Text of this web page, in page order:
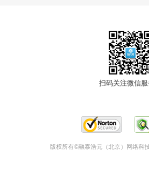
扫码关注微信
版权所有©融泰浩元（北京）网络科